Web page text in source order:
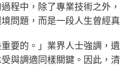
程中，除了專業技術之外
問題，而是一段人生曾經
重要的。」業界人士強調，
與調適同樣關鍵。因此，